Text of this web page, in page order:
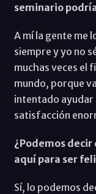
seminario
A mí la gente me
siempre y yo no
muchas veces el
mundo, porque
intentado ayudar
satisfacción
¿Podemos
aquí para ser
Sí, lo podemos